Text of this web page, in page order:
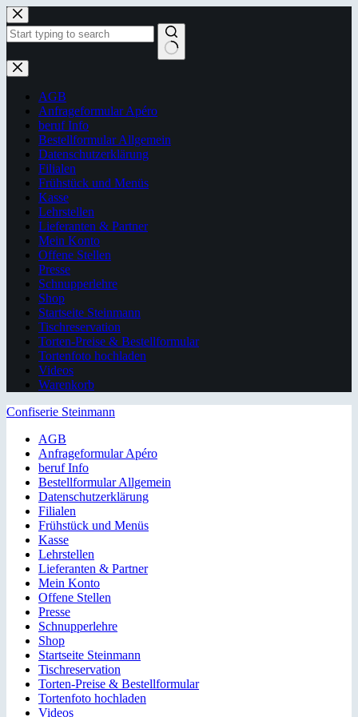
Zum
Inhalt
springen
Keine
Ergebnisse
AGB
Anfrageformular Apéro
beruf Info
Bestellformular Allgemein
Datenschutzerklärung
Filialen
Frühstück und Menüs
Kasse
Lehrstellen
Lieferanten & Partner
Mein Konto
Offene Stellen
Presse
Schnupperlehre
Shop
Startseite Steinmann
Tischreservation
Torten-Preise & Bestellformular
Tortenfoto hochladen
Videos
Warenkorb
Confiserie Steinmann
AGB
Anfrageformular Apéro
beruf Info
Bestellformular Allgemein
Datenschutzerklärung
Filialen
Frühstück und Menüs
Kasse
Lehrstellen
Lieferanten & Partner
Mein Konto
Offene Stellen
Presse
Schnupperlehre
Shop
Startseite Steinmann
Tischreservation
Torten-Preise & Bestellformular
Tortenfoto hochladen
Videos